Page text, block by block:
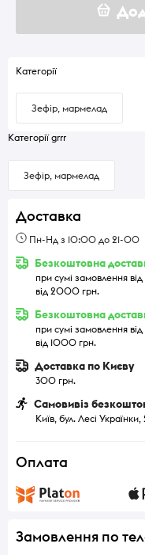
Категорії
Зефір, мармелад
Категорії grrr
Зефір, мармелад
Доставка
Пн-Нд з 10:00 до 21-00
Безкоштовна
при сумі замовлення
від 2000 грн.
Безкоштовна
при сумі замовлення
від 1000 грн.
Доставка по Києву
300 грн.
Самовивіз
Київ, бул. Лесі
Оплата
Замовлення по